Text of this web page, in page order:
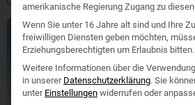
TCM
amerikanische Regierung Zugang zu
Wenn Sie unter 16 Jahre alt sind und Ihre
freiwilligen Diensten geben möchten,
Erziehungsberechtigten um Erlaubnis bitten.
Weitere Informationen über die
in unserer Datenschutzerklärung. Sie
unter Einstellungen widerrufen oder